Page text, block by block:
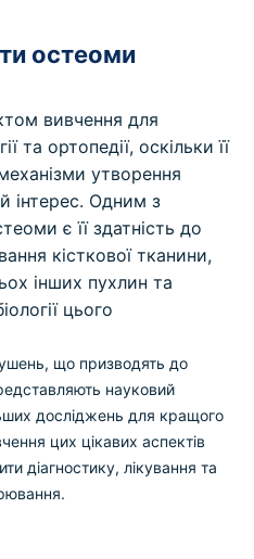
остеоми
вивчення для
та ортопедії, оскільки її
утворення
інтерес. Одним з
є її здатність до
кісткової тканини,
інших пухлин та
цього
що призводять до
науковий
досліджень для кращого
цих цікавих аспектів
діагностику, лікування та